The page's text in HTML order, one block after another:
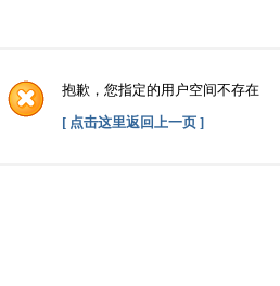
抱歉，您指定的用户空间不存在
[ 点击这里返回上一页 ]